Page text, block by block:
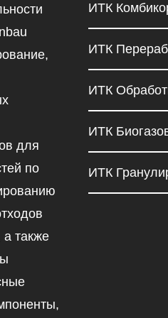
для
по
также
ИТК
ИТК
ИТК
ИТК
ИТК